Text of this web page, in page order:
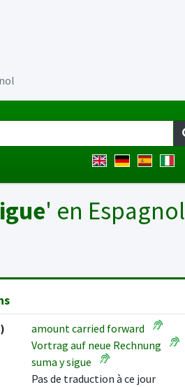
' en Espagnol
amount carried forward
Vortrag auf neue Rechnung
suma y sigue
Pas de traduction à ce jour